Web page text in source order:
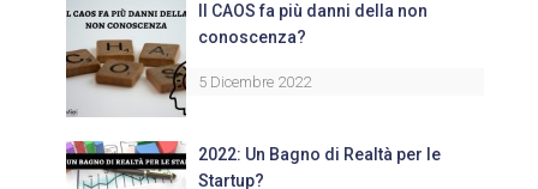
Il CAOS fa più danni della non
conoscenza?
5 Dicembre 2022
2022: Un Bagno di Realtà per le
Startup?